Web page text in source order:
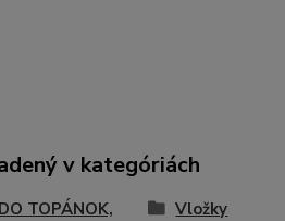
v kategóriách
TOPÁNOK,
Vložky